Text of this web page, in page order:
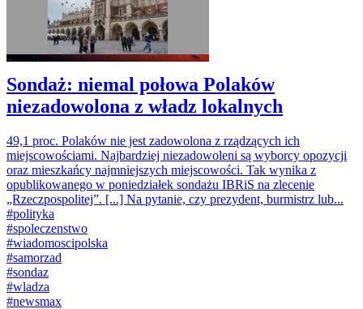
Sondaż: niemal połowa Polaków
niezadowolona z władz lokalnych
49,1 proc. Polaków nie jest zadowolona z rządzących ich
miejscowościami. Najbardziej niezadowoleni są wyborcy opozycji
oraz mieszkańcy najmniejszych miejscowości. Tak wynika z
opublikowanego w poniedziałek sondażu IBRiS na zlecenie
„Rzeczpospolitej”. [...] Na pytanie, czy prezydent, burmistrz lub...
#polityka
#spoleczenstwo
#wiadomoscipolska
#samorzad
#sondaz
#wladza
#newsmax